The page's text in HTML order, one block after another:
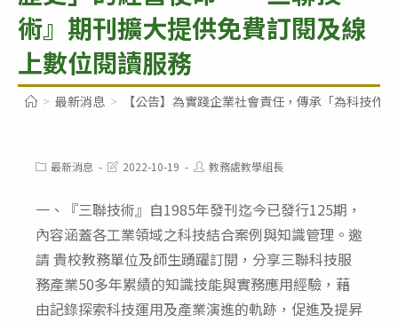
術』期刊擴大提供免費訂閱及線
上數位閱讀服務
> 最新消息 > 【公告】為實踐企業社會責任，傳承「為科技
Post最新消息
Post2022-10-19
Post教務處教學組長
一、『三聯技術』自1985年發刊迄今已發行125期，
內容涵蓋各工業領域之科技結合案例與知識管理。邀
請 貴校教務單位及師生踴躍訂閱，分享三聯科技服
務產業50多年累績的知識技能與實務應用經驗，藉
由記錄探索科技運用及產業演進的軌跡，促進及提昇